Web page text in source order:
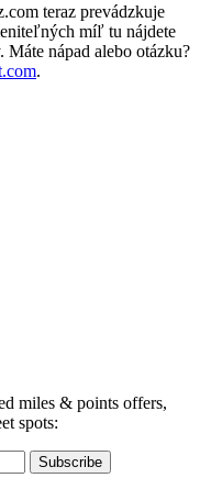
teraz prevádzkuje
míľ tu nájdete
nápad alebo otázku?
.
miles & points offers,
spots:
Subscribe